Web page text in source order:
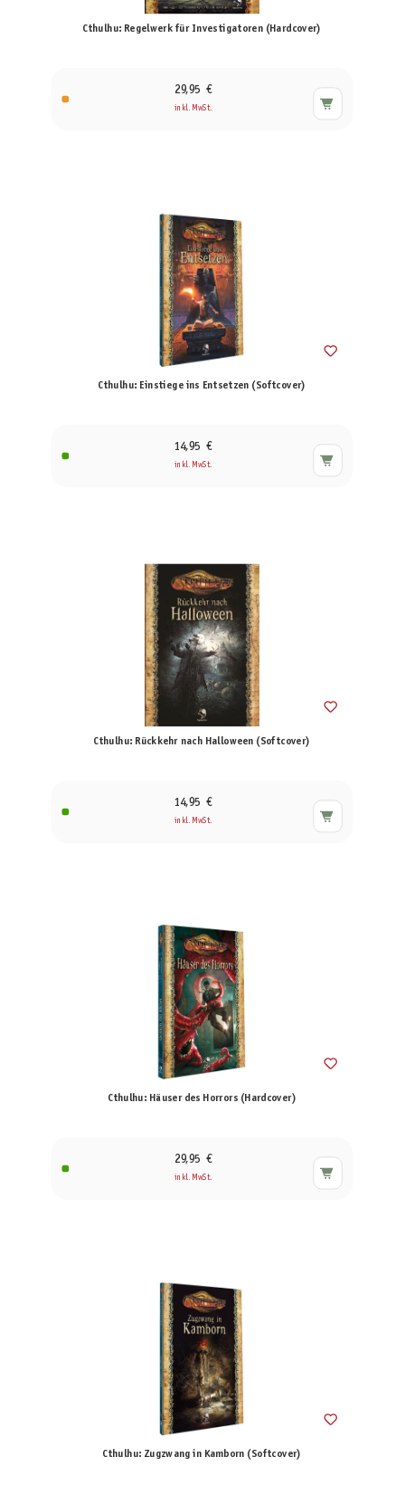
Cthulhu: Regelwerk für Investigatoren (Hardcover)
29,95 €
inkl. MwSt.
Cthulhu: Einstiege ins Entsetzen (Softcover)
14,95 €
inkl. MwSt.
Cthulhu: Rückkehr nach Halloween (Softcover)
14,95 €
inkl. MwSt.
Cthulhu: Häuser des Horrors (Hardcover)
29,95 €
inkl. MwSt.
Cthulhu: Zugzwang in Kamborn (Softcover)